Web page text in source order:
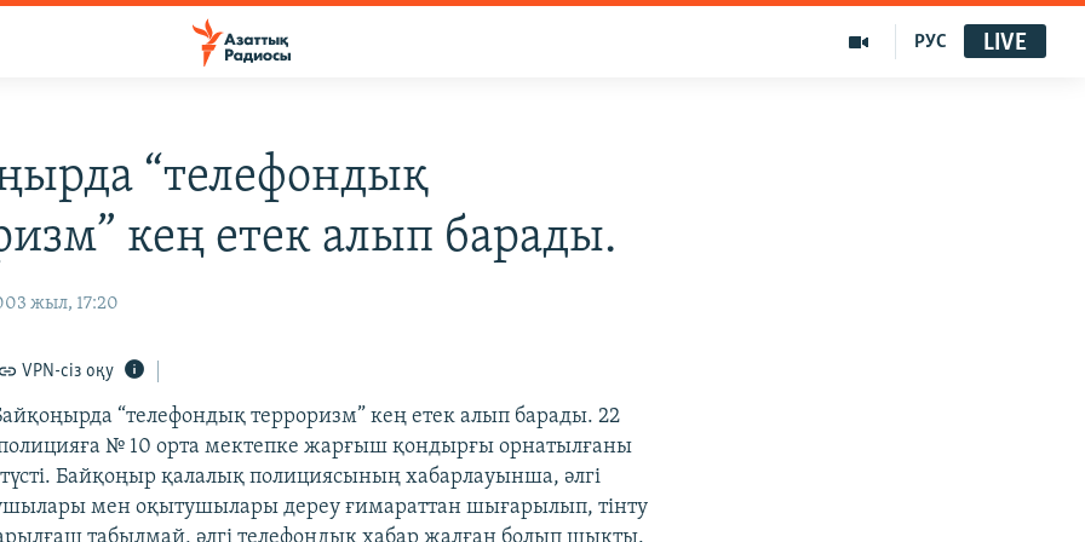
РУС LIVE
“телефондық
кең етек алып барады.
жыл, 17:20
VPN-сіз оқу
“телефондық терроризм” кең етек алып барады. 22
№ 10 орта мектепке жарғыш қондырғы орнатылғаны
Байқоңыр қалалық полициясының хабарлауынша, әлгі
мен оқытушылары дереу ғимараттан шығарылып, тінту